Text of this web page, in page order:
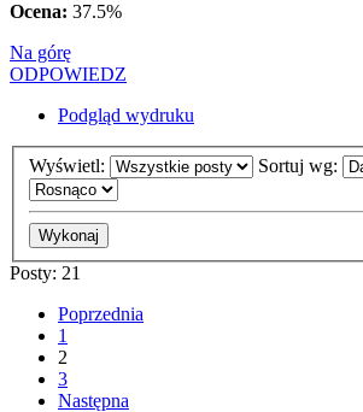
Ocena: 37.5%
Na górę
ODPOWIEDZ
Podgląd wydruku
Wyświetl: Sortuj wg:
Posty: 21
Poprzednia
1
2
3
Następna